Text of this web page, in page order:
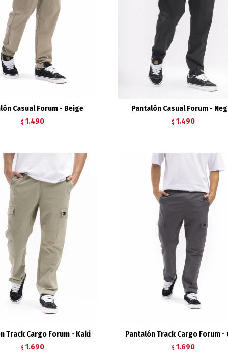
Casual Forum - Beige
$ 1.490
Pantalón Casual Forum -
$ 1.490
Track Cargo Forum - Kaki
$ 1.690
Pantalón Track Cargo Forum -
$ 1.690